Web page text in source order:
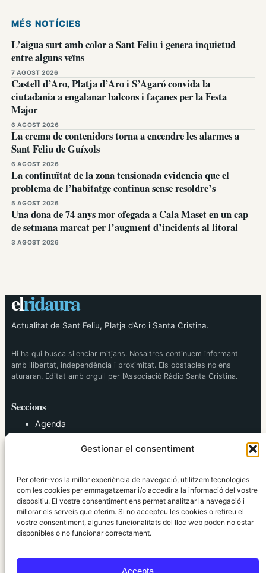
Gestionar el consentiment
Per oferir-vos la millor experiència de navegació, utilitzem tecnologies
com les cookies per emmagatzemar i/o accedir a la informació del vostre
dispositiu. El vostre consentiment ens permet analitzar la navegació i
millorar els serveis que oferim. Si no accepteu les cookies o retireu el
vostre consentiment, algunes funcionalitats del lloc web poden no estar
disponibles o no funcionar correctament.
Accepta
MÉS NOTÍCIES
L’aigua surt amb color a Sant Feliu i genera inquietud
entre alguns veïns
7 AGOST 2026
Castell d’Aro, Platja d’Aro i S’Agaró convida la
ciutadania a engalanar balcons i façanes per la Festa
Major
6 AGOST 2026
La crema de contenidors torna a encendre les alarmes a
Sant Feliu de Guíxols
6 AGOST 2026
La continuïtat de la zona tensionada evidencia que el
problema de l’habitatge continua sense resoldre’s
5 AGOST 2026
Una dona de 74 anys mor ofegada a Cala Maset en un cap
de setmana marcat per l’augment d’incidents al litoral
3 AGOST 2026
elridaura
Actualitat de Sant Feliu, Platja d’Aro i Santa Cristina.
Hi ha qui busca silenciar mitjans. Nosaltres continuem informant
amb llibertat, independència i proximitat. Els obstacles no ens
aturaran. Editat amb orgull per l’Associació Ràdio Santa Cristina.
Seccions
Agenda
Política
Societat
Tendències
elRidaura.com